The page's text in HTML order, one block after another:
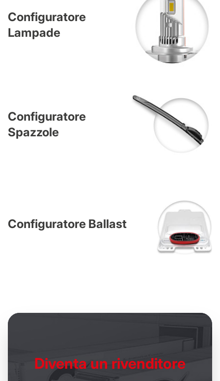
Configuratore
Lampade
Configuratore
Spazzole
Configuratore Ballast
Diventa un rivenditore